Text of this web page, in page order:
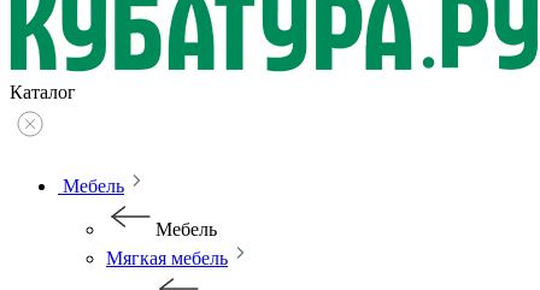
Каталог
Мебель
Мебель
Мягкая мебель